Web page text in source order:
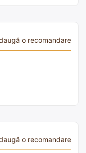
o recomandare
o recomandare